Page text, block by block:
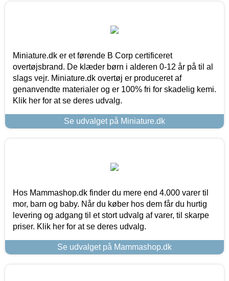
Miniature.dk er et førende B Corp certificeret
overtøjsbrand. De klæder børn i alderen 0-12 år på til al
slags vejr. Miniature.dk overtøj er produceret af
genanvendte materialer og er 100% fri for skadelig kemi.
Klik her for at se deres udvalg.
Se udvalget på Miniature.dk
Hos Mammashop.dk finder du mere end 4.000 varer til
mor, barn og baby. Når du køber hos dem får du hurtig
levering og adgang til et stort udvalg af varer, til skarpe
priser. Klik her for at se deres udvalg.
Se udvalget på Mammashop.dk